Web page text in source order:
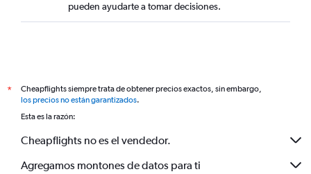
pueden ayudarte a tomar decisiones.
*
Cheapflights siempre trata de obtener precios exactos, sin embargo,
los precios no están garantizados.
Esta es la razón:
Cheapflights no es el vendedor.
Agregamos montones de datos para ti